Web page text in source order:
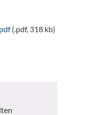
(.pdf, 318 kb)